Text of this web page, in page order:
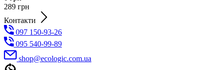
289 грн
Контакти
097 150-93-26
095 540-99-89
shoр@ecologic.com.ua